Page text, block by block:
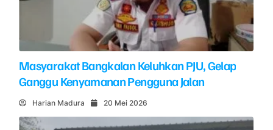
Masyarakat Bangkalan Keluhkan PJU, Gelap
Ganggu Kenyamanan Pengguna Jalan
Harian Madura 20 Mei 2026